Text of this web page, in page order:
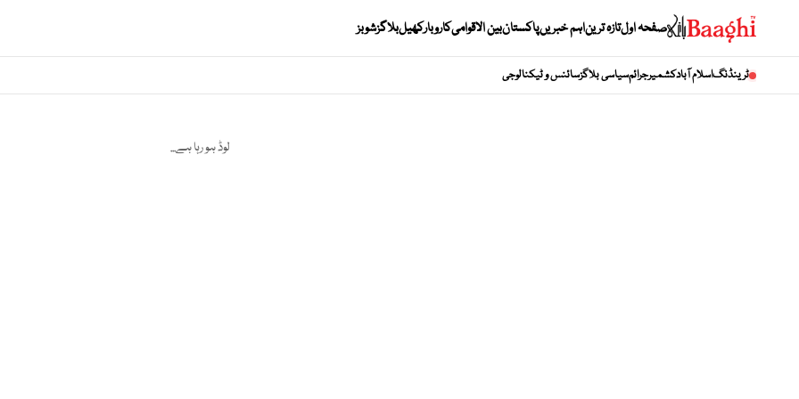
صفحہ اولتازہ تریناہم خبریںپاکستانبین الاقوامیکاروبارکھیلبلاگزشوبز
ٹرینڈنگاسلام آبادکشمیرجرائمسیاسی بلاگزسائنس و ٹیکنالوجی
لوڈ ہو رہا ہے...